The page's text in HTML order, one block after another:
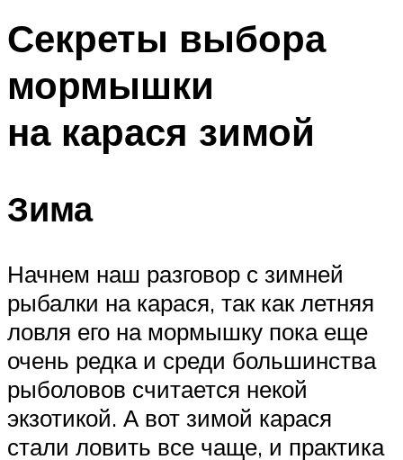
Секреты выбора
мормышки
на карася зимой
Зима
Начнем наш разговор с зимней
рыбалки на карася, так как летняя
ловля его на мормышку пока еще
очень редка и среди большинства
рыболовов считается некой
экзотикой. А вот зимой карася
стали ловить все чаще, и практика